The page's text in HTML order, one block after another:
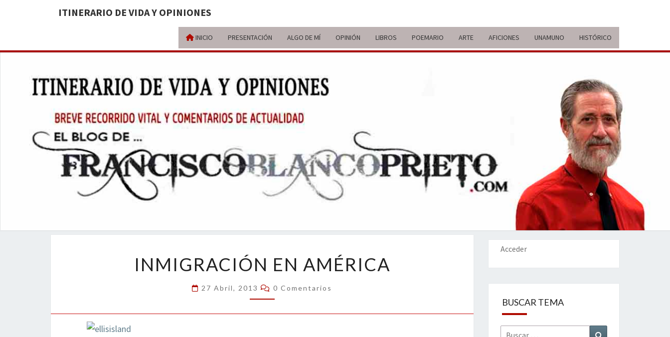
ITINERARIO DE VIDA Y OPINIONES
INICIO PRESENTACIÓN ALGO DE MÍ OPINIÓN LIBROS POEMARIO ARTE AFICIONES UNAMUNO HISTÓRICO
ITINERARIO
DE VIDA Y
OPINIONES
BREVE
RECORRIDO
VITAL Y
COMENTARIOS
ACTUALIDAD
EN
INMIGRACIÓN EN AMÉRICA
27 Abril, 2013 Comentarios
0 Comentarios
Acceder
BUSCAR TEMA
Buscar